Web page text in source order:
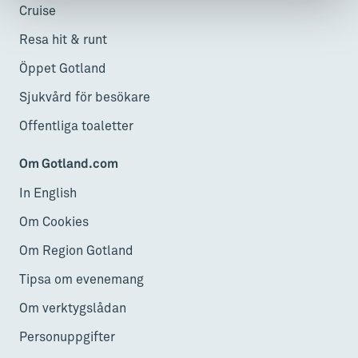
Cruise
Resa hit & runt
Öppet Gotland
Sjukvård för besökare
Offentliga toaletter
Om Gotland.com
In English
Om Cookies
Om Region Gotland
Tipsa om evenemang
Om verktygslådan
Personuppgifter